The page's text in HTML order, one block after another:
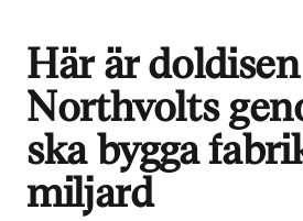
Här är
Northvolts
ska bygga
miljard